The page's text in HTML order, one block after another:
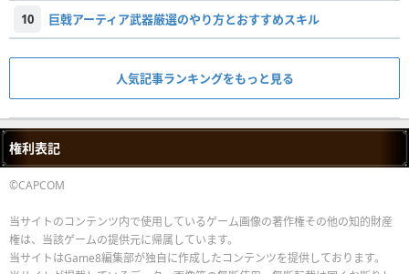
10 巨戟アーティア武器厳選のやり方とおすすめスキル
人気記事ランキングをもっと見る
権利表記
©CAPCOM
当サイトのコンテンツ内で使用しているゲーム画像の著作権その他の知的財産
権は、当該ゲームの提供元に帰属しています。
当サイトはGame8編集部が独自に作成したコンテンツを提供しております。